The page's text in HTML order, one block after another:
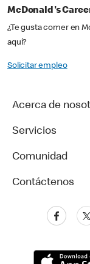
McDonald's
¿Te gusta comer en
aquí?
Solicitar empleo
Acerca de
Servicios
Comunidad
Contáctenos